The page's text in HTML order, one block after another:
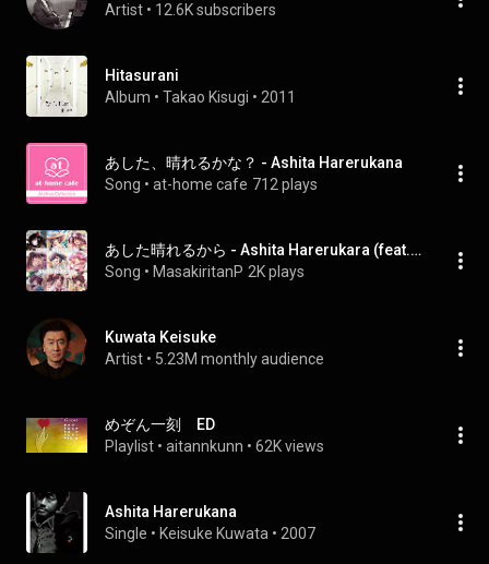
Artist • 12.6K subscribers
Hitasurani
Album • Takao Kisugi • 2011
あした、晴れるかな？ - Ashita Harerukana
Song • at-home cafe 712 plays
あした晴れるから - Ashita Harerukara (feat. Tohoku Zunko)
Song • MasakiritanP 2K plays
Kuwata Keisuke
Artist • 5.23M monthly audience
めぞん一刻 ED
Playlist • aitannkunn • 62K views
Ashita Harerukana
Single • Keisuke Kuwata • 2007